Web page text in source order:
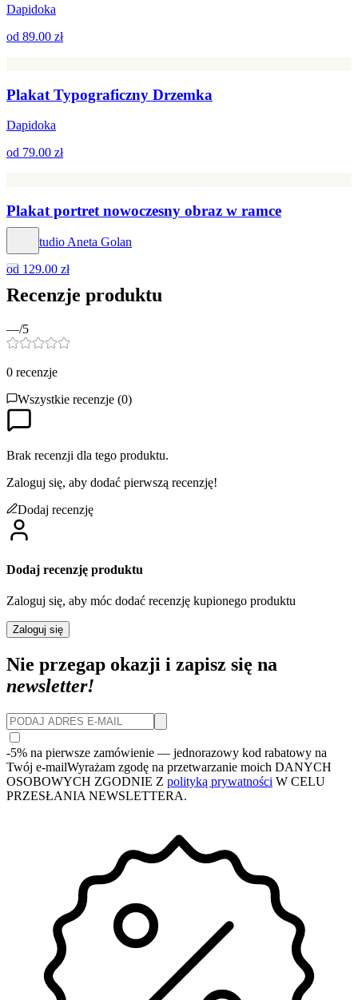
Dapidoka
od 89.00 zł
Plakat Typograficzny Drzemka
Dapidoka
od 79.00 zł
Plakat portret nowoczesny obraz w ramce
Hog Studio Aneta Golan
od 129.00 zł
Recenzje produktu
—/5
0 recenzje
Wszystkie recenzje (0)
Brak recenzji dla tego produktu.
Zaloguj się, aby dodać pierwszą recenzję!
Dodaj recenzję
Dodaj recenzję produktu
Zaloguj się, aby móc dodać recenzję kupionego produktu
Zaloguj się
Nie przegap okazji i zapisz się na
newsletter!
-5% na pierwsze zamówienie — jednorazowy kod rabatowy na
Twój e-mailWyrażam zgodę na przetwarzanie moich DANYCH
OSOBOWYCH ZGODNIE Z polityką prywatności W CELU
PRZESŁANIA NEWSLETTERA.